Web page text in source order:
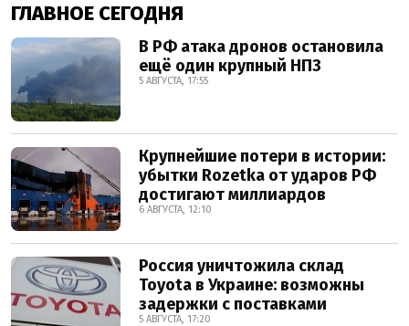
ГЛАВНОЕ СЕГОДНЯ
В РФ атака дронов остановила
ещё один крупный НПЗ
5 АВГУСТА, 17:55
Крупнейшие потери в истории:
убытки Rozetka от ударов РФ
достигают миллиардов
6 АВГУСТА, 12:10
Россия уничтожила склад
Toyota в Украине: возможны
задержки с поставками
5 АВГУСТА, 17:20